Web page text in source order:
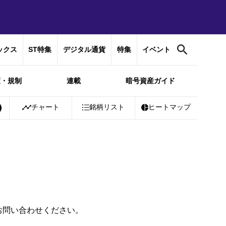
クス ST特集 デジタル通貨 特集 イベント
規制 連載 暗号資産ガイド
￥10,358,717 -0.32% Ethereum ￥306,118
チャート 銘柄リスト ヒートマップ
い合わせください。